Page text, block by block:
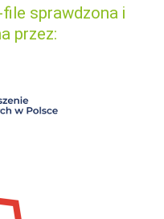
sprawdzona i
przez: